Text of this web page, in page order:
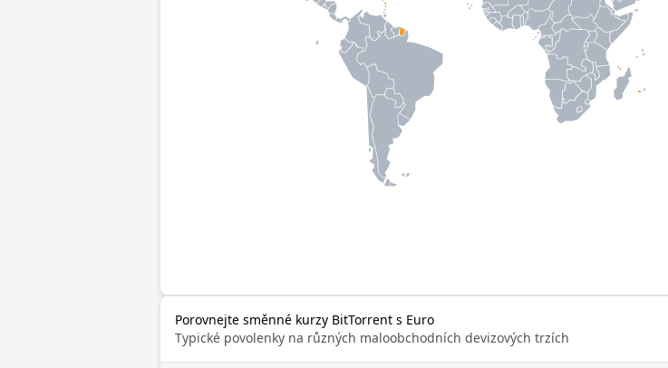
Porovnejte směnné kurzy BitTorrent s Euro
Typické povolenky na různých maloobchodních devizových trzích